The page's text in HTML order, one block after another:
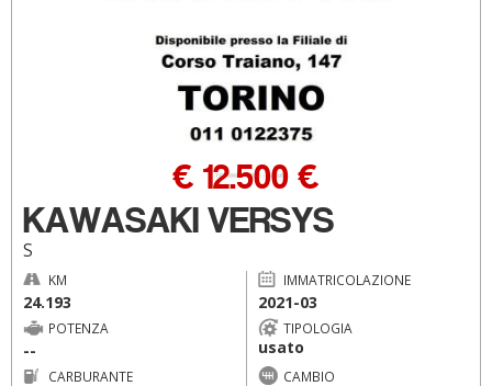
KAWASAKI VERSYS
S
€ 12.500 €
KM
24.193
IMMATRICOLAZIONE
2021-03
POTENZA
--
TIPOLOGIA
usato
CARBURANTE CAMBIO